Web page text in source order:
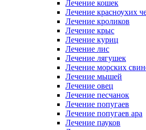
Лечение кошек
Лечение красноухих
Лечение кроликов
Лечение крыс
Лечение куриц
Лечение лис
Лечение лягушек
Лечение морских
Лечение мышей
Лечение овец
Лечение песчанок
Лечение попугаев
Лечение попугаев ара
Лечение пауков